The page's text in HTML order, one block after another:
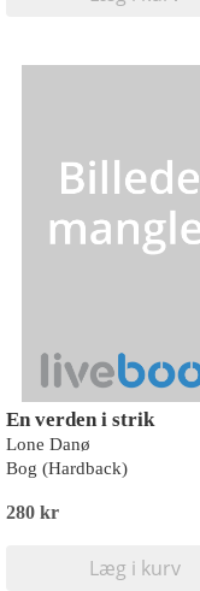
En verden i strik
Lone Danø
Bog (Hardback)
280 kr
Læg i kurv